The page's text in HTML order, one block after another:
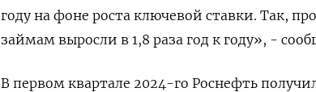
году на фоне роста ключевой ставки. Так,
займам выросли в 1,8 раза год к году», -
В первом квартале 2024-го Роснефть